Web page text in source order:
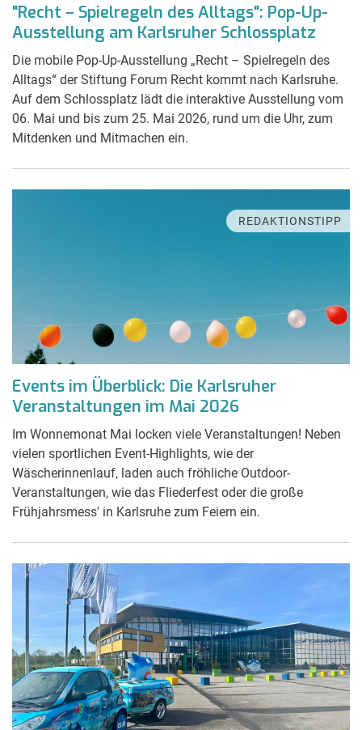
"Recht – Spielregeln des Alltags": Pop-Up-
Ausstellung am Karlsruher Schlossplatz
Die mobile Pop-Up-Ausstellung „Recht – Spielregeln des
Alltags“ der Stiftung Forum Recht kommt nach Karlsruhe.
Auf dem Schlossplatz lädt die interaktive Ausstellung vom
06. Mai und bis zum 25. Mai 2026, rund um die Uhr, zum
Mitdenken und Mitmachen ein.
REDAKTIONSTIPP
Events im Überblick: Die Karlsruher
Veranstaltungen im Mai 2026
Im Wonnemonat Mai locken viele Veranstaltungen! Neben
vielen sportlichen Event-Highlights, wie der
Wäscherinnenlauf, laden auch fröhliche Outdoor-
Veranstaltungen, wie das Fliederfest oder die große
Frühjahrsmess' in Karlsruhe zum Feiern ein.